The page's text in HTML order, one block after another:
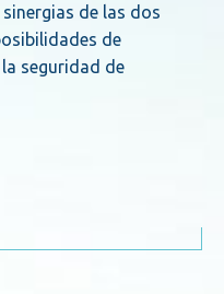
de las dos
de
seguridad de